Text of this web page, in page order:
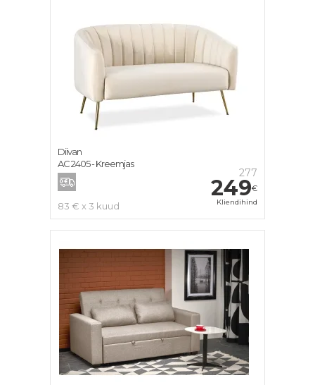
277
249€
Kliendihind
83 € x 3 kuud
Diivan
AC 2405 - Kreemjas